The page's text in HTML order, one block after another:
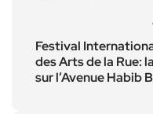
Festival
des Arts de la Rue:
sur l’Avenue Habib